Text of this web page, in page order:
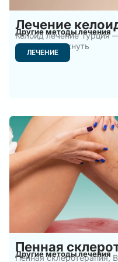
Лечение
Другие методы лечения
Келоид лечение Турция
может возникнуть
ЛЕЧЕНИЕ
Пенная
Другие методы лечения
Пенная склеротерапия,